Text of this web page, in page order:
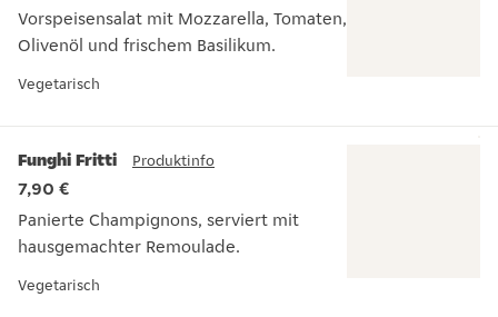
Vorspeisensalat mit Mozzarella, Tomaten,
Olivenöl und frischem Basilikum.
Vegetarisch
Funghi Fritti Produktinfo
7,90 €
Panierte Champignons, serviert mit
hausgemachter Remoulade.
Vegetarisch